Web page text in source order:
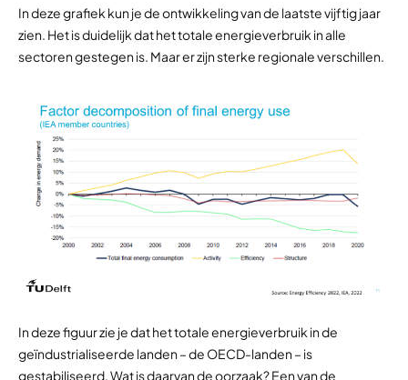
In deze grafiek kun je de ontwikkeling van de laatste vijftig jaar
zien. Het is duidelijk dat het totale energieverbruik in alle
sectoren gestegen is. Maar er zijn sterke regionale verschillen.
In deze figuur zie je dat het totale energieverbruik in de
geïndustrialiseerde landen – de OECD-landen – is
gestabiliseerd. Wat is daarvan de oorzaak? Een van de